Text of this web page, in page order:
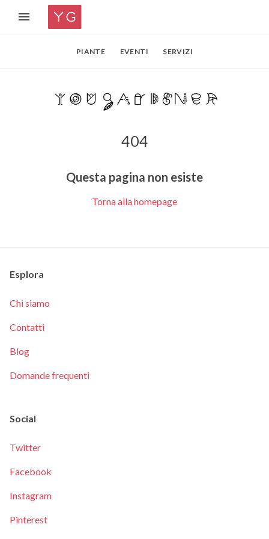
PIANTE EVENTI SERVIZI
404
Questa pagina non esiste
Torna alla homepage
Esplora
Chi siamo
Contatti
Blog
Domande frequenti
Social
Twitter
Facebook
Instagram
Pinterest